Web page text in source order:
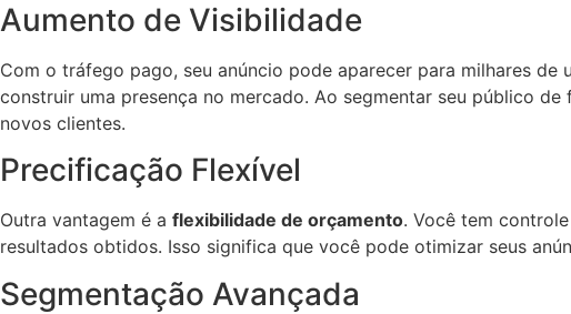
Aumento de Visibilidade
Com o tráfego pago, seu anúncio pode aparecer para milhares
construir uma presença no mercado. Ao segmentar seu público
novos clientes.
Precificação Flexível
Outra vantagem é a flexibilidade de orçamento. Você tem
resultados obtidos. Isso significa que você pode otimizar seus
Segmentação Avançada